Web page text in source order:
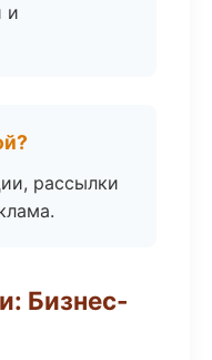
и
рассылки
Бизнес-